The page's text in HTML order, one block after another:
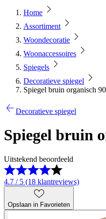
Home
Assortiment
Woondecoratie
Woonaccessoires
Spiegels
Decoratieve spiegel
Spiegel bruin organisch
Decoratieve spiegel
Spiegel bruin
Uitstekend beoordeeld
4.7 / 5 (18 klantreviews)
Opslaan in Favorieten